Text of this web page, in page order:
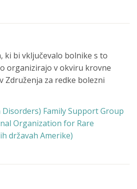
ki bi vključevalo bolnike s to
organizirajo v okviru krovne
Združenja za redke bolezni
Disorders) Family Support Group
Organization for Rare
državah Amerike)